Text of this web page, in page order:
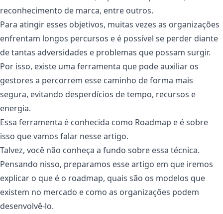
reconhecimento de marca, entre outros.
Para atingir esses objetivos, muitas vezes as organizações
enfrentam longos percursos e é possível se perder diante
de tantas adversidades e problemas que possam surgir.
Por isso, existe uma ferramenta que pode auxiliar os
gestores a percorrem esse caminho de forma mais
segura, evitando desperdícios de tempo, recursos e
energia.
Essa ferramenta é conhecida como Roadmap e é sobre
isso que vamos falar nesse artigo.
Talvez, você não conheça a fundo sobre essa técnica.
Pensando nisso, preparamos esse artigo em que iremos
explicar o que é o roadmap, quais são os modelos que
existem no mercado e como as organizações podem
desenvolvê-lo.